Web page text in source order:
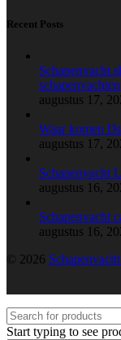
Recent Posts
schapenvachten
augustus 17,
Waar komen
augustus 17,
Schapenvacht
augustus 16,
Schapenvacht
augustus 16,
© 2026
Start typing to see